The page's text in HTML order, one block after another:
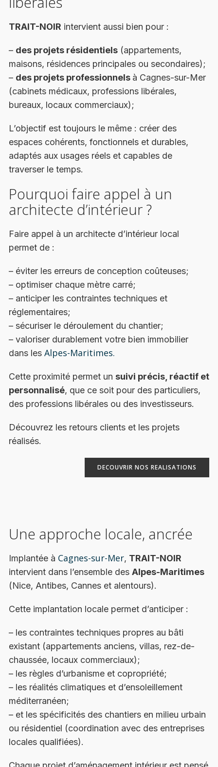
TRAIT-NOIR intervient aussi bien pour :
– des projets résidentiels (appartements,
maisons, résidences principales ou secondaires);
– des projets professionnels à Cagnes-sur-Mer
(cabinets médicaux, professions libérales,
bureaux, locaux commerciaux);
L’objectif est toujours le même : créer des
espaces cohérents, fonctionnels et durables,
adaptés aux usages réels et capables de
traverser le temps.
Pourquoi faire appel à un
architecte d’intérieur ?
Faire appel à un architecte d’intérieur local
permet de :
– éviter les erreurs de conception coûteuses;
– optimiser chaque mètre carré;
– anticiper les contraintes techniques et
réglementaires;
– sécuriser le déroulement du chantier;
– valoriser durablement votre bien immobilier
dans les Alpes-Maritimes.
Cette proximité permet un suivi précis, réactif et
personnalisé, que ce soit pour des particuliers,
des professions libérales ou des investisseurs.
Découvrez les retours clients et les projets
réalisés.
DECOUVRIR NOS REALISATIONS
Une approche locale, ancrée
Implantée à Cagnes-sur-Mer, TRAIT-NOIR
intervient dans l’ensemble des Alpes-Maritimes
(Nice, Antibes, Cannes et alentours).
Cette implantation locale permet d’anticiper :
– les contraintes techniques propres au bâti
existant (appartements anciens, villas, rez-de-
chaussée, locaux commerciaux);
– les règles d’urbanisme et copropriété;
– les réalités climatiques et d’ensoleillement
méditerranéen;
– et les spécificités des chantiers en milieu urbain
ou résidentiel (coordination avec des entreprises
locales qualifiées).